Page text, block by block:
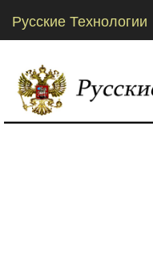
Русские Технологии